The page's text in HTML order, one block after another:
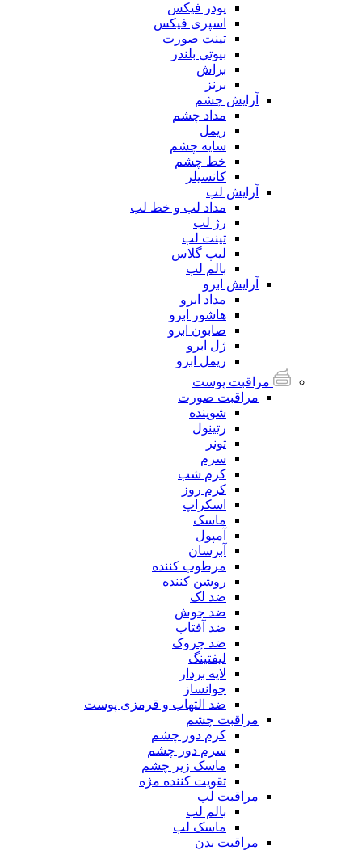
پودر فیکس
اسپری فیکس
تینت صورت
بیوتی بلندر
براش
برنز
آرایش چشم
مداد چشم
ریمل
سایه چشم
خط چشم
کانسیلر
آرایش لب
مداد لب و خط لب
رژ لب
تینت لب
لیپ گلاس
بالم لب
آرایش ابرو
مداد ابرو
هاشور ابرو
صابون ابرو
ژل ابرو
ریمل ابرو
مراقبت پوست
مراقبت صورت
شوینده
رتینول
تونر
سرم
کرم شب
کرم روز
اسکراپ
ماسک
آمپول
آبرسان
مرطوب کننده
روشن کننده
ضد لک
ضد جوش
ضد آفتاب
ضد چروک
لیفتینگ
لایه بردار
جوانساز
ضد التهاب و قرمزی پوست
مراقبت چشم
کرم دور چشم
سرم دور چشم
ماسک زیر چشم
تقویت کننده مژه
مراقبت لب
بالم لب
ماسک لب
مراقبت بدن